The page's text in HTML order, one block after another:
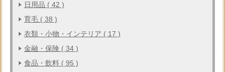
日用品 ( 42 )
育毛 ( 38 )
衣類・小物・インテリア ( 17 )
金融・保険 ( 34 )
食品・飲料 ( 95 )